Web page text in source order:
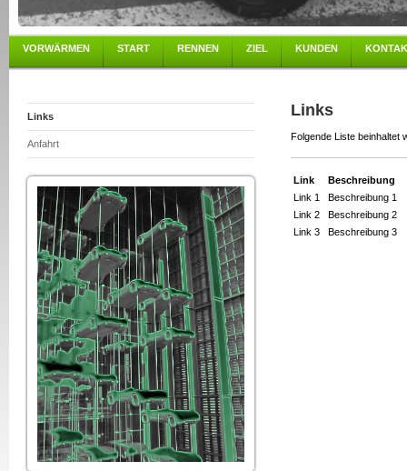
VORWÄRMEN START RENNEN ZIEL KUNDEN
Links
Anfahrt
Links
Folgende Liste beinhaltet
Link
Beschreibung
Link 1
Beschreibung 1
Link 2
Beschreibung 2
Link 3
Beschreibung 3